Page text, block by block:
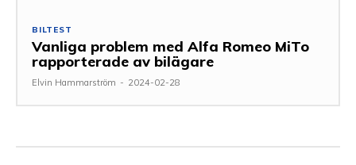
BILTEST
Vanliga problem med Alfa Romeo MiTo
rapporterade av bilägare
Elvin Hammarström - 2024-02-28